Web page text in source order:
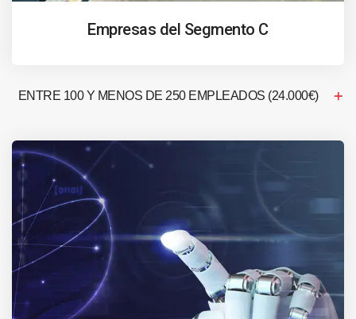
Empresas del Segmento C
ENTRE 100 Y MENOS DE 250 EMPLEADOS (24.000€)